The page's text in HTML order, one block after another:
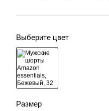
Выберите цвет
Размер